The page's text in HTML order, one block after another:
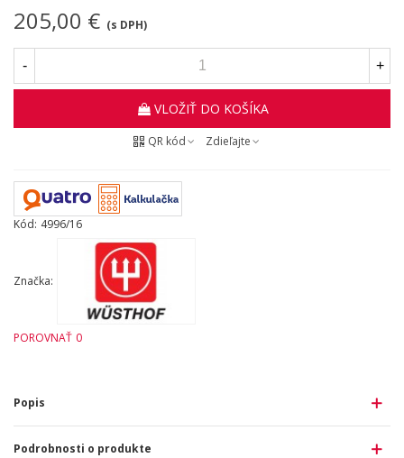
205,00 € (s DPH)
- +
VLOŽIŤ DO KOŠÍKA
QR kód Zdieľajte
Kód: 4996/16
Značka:
POROVNAŤ 0
Popis
Podrobnosti o produkte